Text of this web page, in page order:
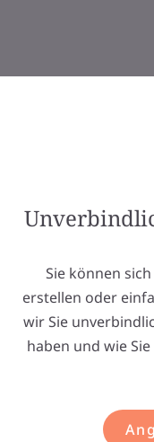
Sie können
erstellen oder
wir Sie
haben und wie